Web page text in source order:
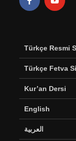
Türkçe Resmi
Türkçe Fetva
Kur’an Dersi
English
العربية